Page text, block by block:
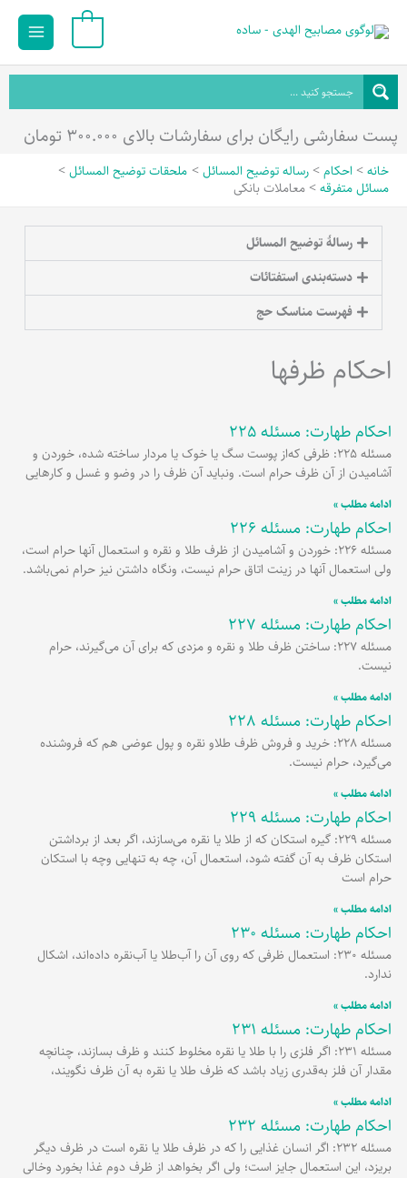
محتوا
Main
پست سفارشی رایگان برای سفارشات بالای ۳۰۰.۰۰۰ تومان
خانه احکام رساله توضیح المسائل
ملحقات توضیح المسائل
مسائل متفرقه
معاملات بانکی
رسالۀ توضیح المسائل
دسته‌بندی استفتائات
فهرست مناسک حج
احکام ظرفها
احکام طهارت: مسئله 225
مسئله 225: ظرفی که‌از پوست سگ یا خوک یا مردار ساخته شده، خوردن و
آشامیدن از آن ظرف حرام است. ونباید آن ظرف را در وضو و غسل و کارهایی
ادامه مطلب »
احکام طهارت: مسئله 226
مسئله 226: خوردن و آشامیدن از ظرف طلا و نقره و استعمال آنها حرام است،
ولی استعمال آنها در زینت اتاق حرام نیست، ونگاه داشتن نیز حرام نمی‌باشد.
ادامه مطلب »
احکام طهارت: مسئله 227
مسئله 227: ساختن ظرف طلا و نقره و مزدی که برای آن می‌گیرند، حرام
نیست.
ادامه مطلب »
احکام طهارت: مسئله 228
مسئله 228: خرید و فروش ظرف طلاو نقره و پول عوضی هم که فروشنده
می‌گیرد، حرام نیست.
ادامه مطلب »
احکام طهارت: مسئله 229
مسئله 229: گیره استکان که از طلا یا نقره می‌سازند، اگر بعد از برداشتن
استکان ظرف به آن گفته شود، استعمال آن، چه به تنهایی وچه با استکان
حرام است
ادامه مطلب »
احکام طهارت: مسئله 230
مسئله 230: استعمال ظرفی که روی آن را آب‌طلا یا آب‌نقره داده‌اند، اشکال
ندارد.
ادامه مطلب »
احکام طهارت: مسئله 231
مسئله 231: اگر فلزی را با طلا یا نقره مخلوط کنند و ظرف بسازند، چنانچه
مقدار آن فلز به‌قدری زیاد باشد که ظرف طلا یا نقره به آن ظرف نگویند،
ادامه مطلب »
احکام طهارت: مسئله 232
مسئله 232: اگر انسان غذایی را که در ظرف طلا یا نقره است در ظرف دیگر
بریزد، این استعمال جایز است؛ ولی اگر بخواهد از ظرف دوم غذا بخورد وخالی